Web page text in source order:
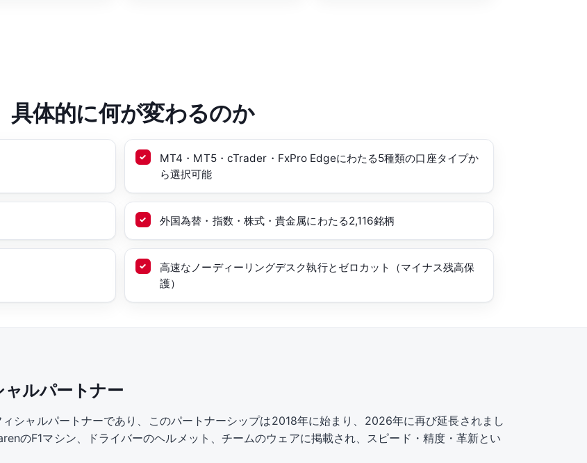
具体的に何が変わるのか
MT4・MT5・cTrader・FxPro Edgeにわたる5種類の口座タイプか
ら選択可能
外国為替・指数・株式・貴金属にわたる2,116銘柄
高速なノーディーリングデスク執行とゼロカット（マイナス残高保
護）
ャルパートナー
シャルパートナーであり、このパートナーシップは2018年に始まり、2026年に再び延長されまし
のF1マシン、ドライバーのヘルメット、チームのウェアに掲載され、スピード・精度・革新とい